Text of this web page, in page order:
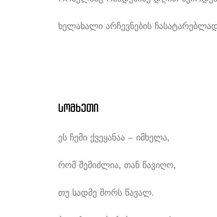
ხელახალი არჩევნების
სომხეთი
ეს ჩემი ქვეყანაა – იმხელა,
რომ შემიძლია, თან წავიღო,
თუ სადმე შორს წავალ.